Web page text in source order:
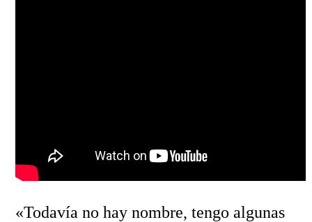
«Todavía no hay nombre, tengo algunas